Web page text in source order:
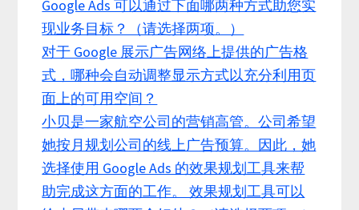
Google Ads 可以通过下面哪两种方式助您实
现业务目标？（请选择两项。）
对于 Google 展示广告网络上提供的广告格
式，哪种会自动调整显示方式以充分利用页
面上的可用空间？
小贝是一家航空公司的营销高管。公司希望
她按月规划公司的线上广告预算。因此，她
选择使用 Google Ads 的效果规划工具来帮
助完成这方面的工作。 效果规划工具可以